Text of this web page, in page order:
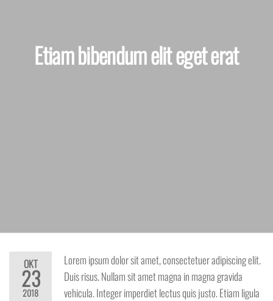
Etiam bibendum elit eget erat
OKT
23
2018
Lorem ipsum dolor sit amet, consectetuer adipiscing elit.
Duis risus. Nullam sit amet magna in magna gravida
vehicula. Integer imperdiet lectus quis justo. Etiam ligula